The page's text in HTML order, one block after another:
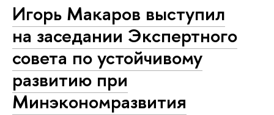
Игорь Макаров выступил
на заседании Экспертного
совета по устойчивому
развитию при
Минэкономразвития